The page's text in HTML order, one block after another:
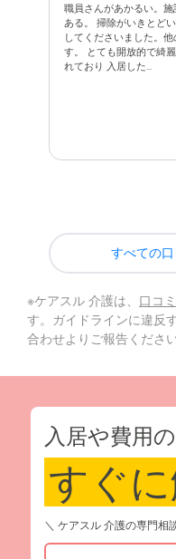
職員さんがあかるい。
ある。 掃除がいきとど
してくださいました。
す。 とても開放的で綺
れており 入居した...
すべての口
※ケアスル 介護は、 口コ
す。ガイドラインに違反
合わせよりご報告ください
入居や費用
すぐ
＼ ケアスル 介護の専門相